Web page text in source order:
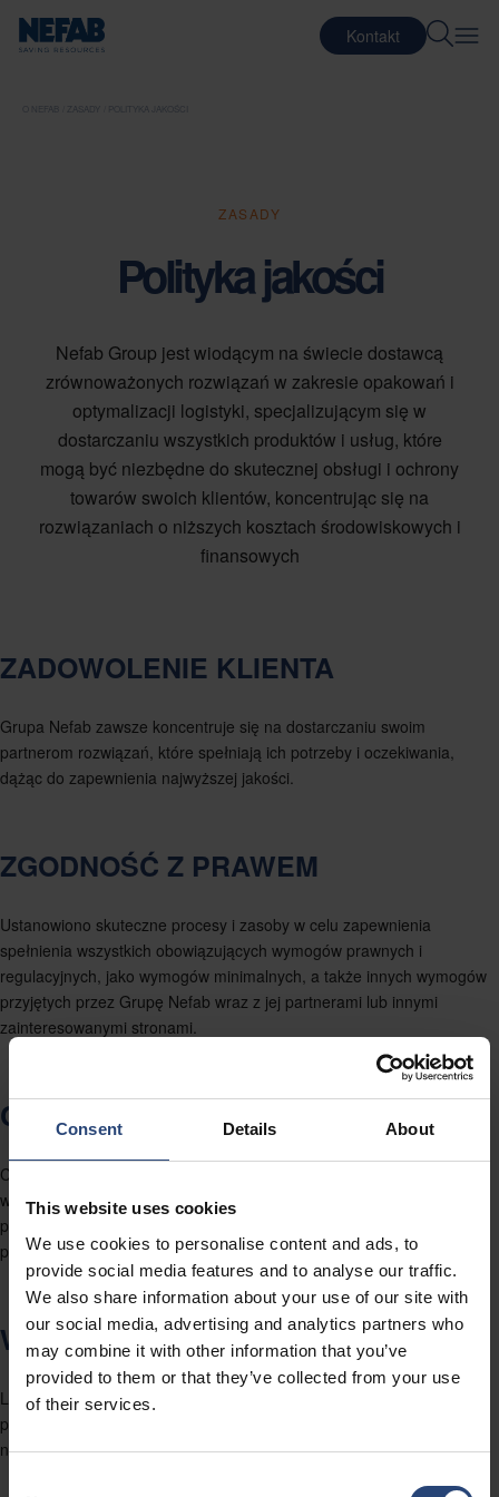
Consent Details About
This website uses cookies
We use cookies to personalise content and ads, to
provide social media features and to analyse our traffic.
We also share information about your use of our site with
our social media, advertising and analytics partners who
may combine it with other information that you’ve
provided to them or that they’ve collected from your use
of their services.
Kontakt
O NEFAB ZASADY POLITYKA JAKOŚCI
ZASADY
Polityka jakości
Nefab Group jest wiodącym na świecie dostawcą
zrównoważonych rozwiązań w zakresie opakowań i
optymalizacji logistyki, specjalizującym się w
dostarczaniu wszystkich produktów i usług, które
mogą być niezbędne do skutecznej obsługi i ochrony
towarów swoich klientów, koncentrując się na
rozwiązaniach o niższych kosztach środowiskowych i
finansowych
ZADOWOLENIE KLIENTA
Grupa Nefab zawsze koncentruje się na dostarczaniu swoim
partnerom rozwiązań, które spełniają ich potrzeby i oczekiwania,
dążąc do zapewnienia najwyższej jakości.
ZGODNOŚĆ Z PRAWEM
Ustanowiono skuteczne procesy i zasoby w celu zapewnienia
spełnienia wszystkich obowiązujących wymogów prawnych i
regulacyjnych, jako wymogów minimalnych, a także innych wymogów
przyjętych przez Grupę Nefab wraz z jej partnerami lub innymi
zainteresowanymi stronami.
CIĄGŁE DOSKONALENIE
Ciągłe doskonalenie jest głównym celem Nefab, rozwijanym poprzez
wdrażanie globalnych i lokalnych celów, monitorowanie wydajności
procesów oraz narzędzia do łagodzenia, korygowania i zapobiegania
problemom.
WZMOCNIENIE
Ludzie są głównym zasobem Grupy. Nefab wzmacnia swoich
pracowników, ponieważ wiemy, że są oni istotni dla zadowolenia
naszych Partnerów, a także dla naszej przyszłości.